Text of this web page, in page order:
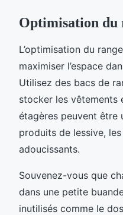
Optimisation du
L’optimisation du
maximiser l’espace
Utilisez des bacs de
stocker les vêtements
étagères peuvent être
produits de lessive,
adoucissants.
Souvenez-vous que
dans une petite
inutilisés comme le